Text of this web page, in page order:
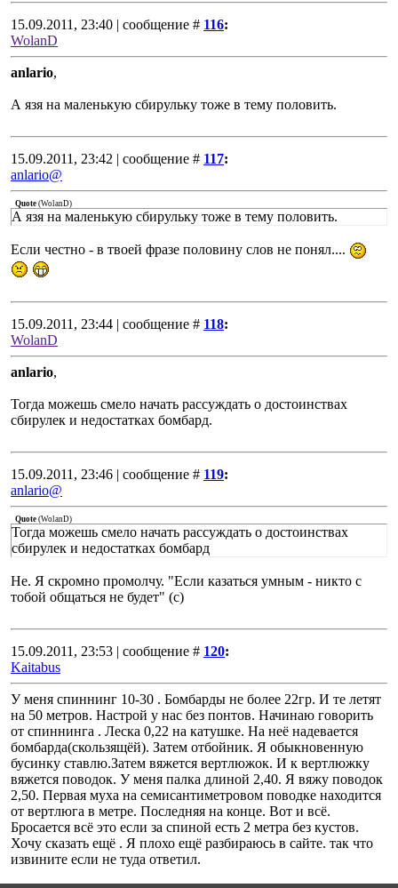
15.09.2011, 23:40 | сообщение # 116:
WolanD
anlario,
А язя на маленькую сбирульку тоже в тему половить.
15.09.2011, 23:42 | сообщение # 117:
anlario@
Quote (WolanD)
А язя на маленькую сбирульку тоже в тему половить.
Если честно - в твоей фразе половину слов не понял....
15.09.2011, 23:44 | сообщение # 118:
WolanD
anlario,
Тогда можешь смело начать рассуждать о достоинствах
сбирулек и недостатках бомбард.
15.09.2011, 23:46 | сообщение # 119:
anlario@
Quote (WolanD)
Тогда можешь смело начать рассуждать о достоинствах
сбирулек и недостатках бомбард
Не. Я скромно промолчу. "Если казаться умным - никто с
тобой общаться не будет" (с)
15.09.2011, 23:53 | сообщение # 120:
Kaitabus
У меня спиннинг 10-30 . Бомбарды не более 22гр. И те летят
на 50 метров. Настрой у нас без понтов. Начинаю говорить
от спиннинга . Леска 0,22 на катушке. На неё надевается
бомбарда(скользящёй). Затем отбойник. Я обыкновенную
бусинку ставлю.Затем вяжется вертлюжок. И к вертлюжку
вяжется поводок. У меня палка длиной 2,40. Я вяжу поводок
2,50. Первая муха на семисантиметровом поводке находится
от вертлюга в метре. Последняя на конце. Вот и всё.
Бросается всё это если за спиной есть 2 метра без кустов.
Хочу сказать ещё . Я плохо ещё разбираюсь в сайте. так что
извините если не туда ответил.